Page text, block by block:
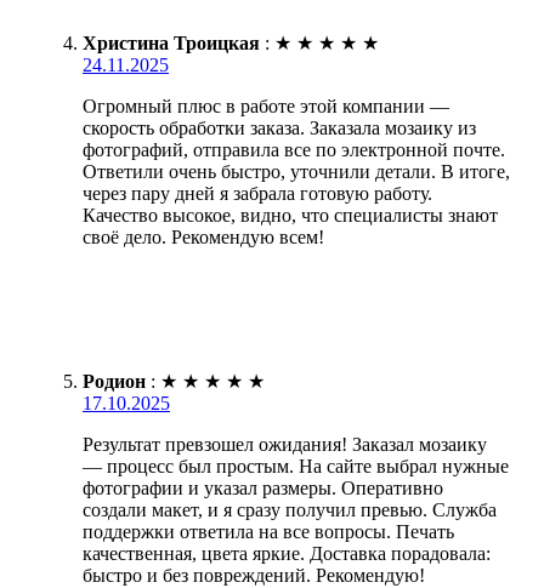
Христина Троицкая : ★ ★ ★ ★ ★
24.11.2025
Огромный плюс в работе этой компании —
скорость обработки заказа. Заказала мозаику из
фотографий, отправила все по электронной почте.
Ответили очень быстро, уточнили детали. В итоге,
через пару дней я забрала готовую работу.
Качество высокое, видно, что специалисты знают
своё дело. Рекомендую всем!
Родион : ★ ★ ★ ★ ★
17.10.2025
Результат превзошел ожидания! Заказал мозаику
— процесс был простым. На сайте выбрал нужные
фотографии и указал размеры. Оперативно
создали макет, и я сразу получил превью. Служба
поддержки ответила на все вопросы. Печать
качественная, цвета яркие. Доставка порадовала:
быстро и без повреждений. Рекомендую!